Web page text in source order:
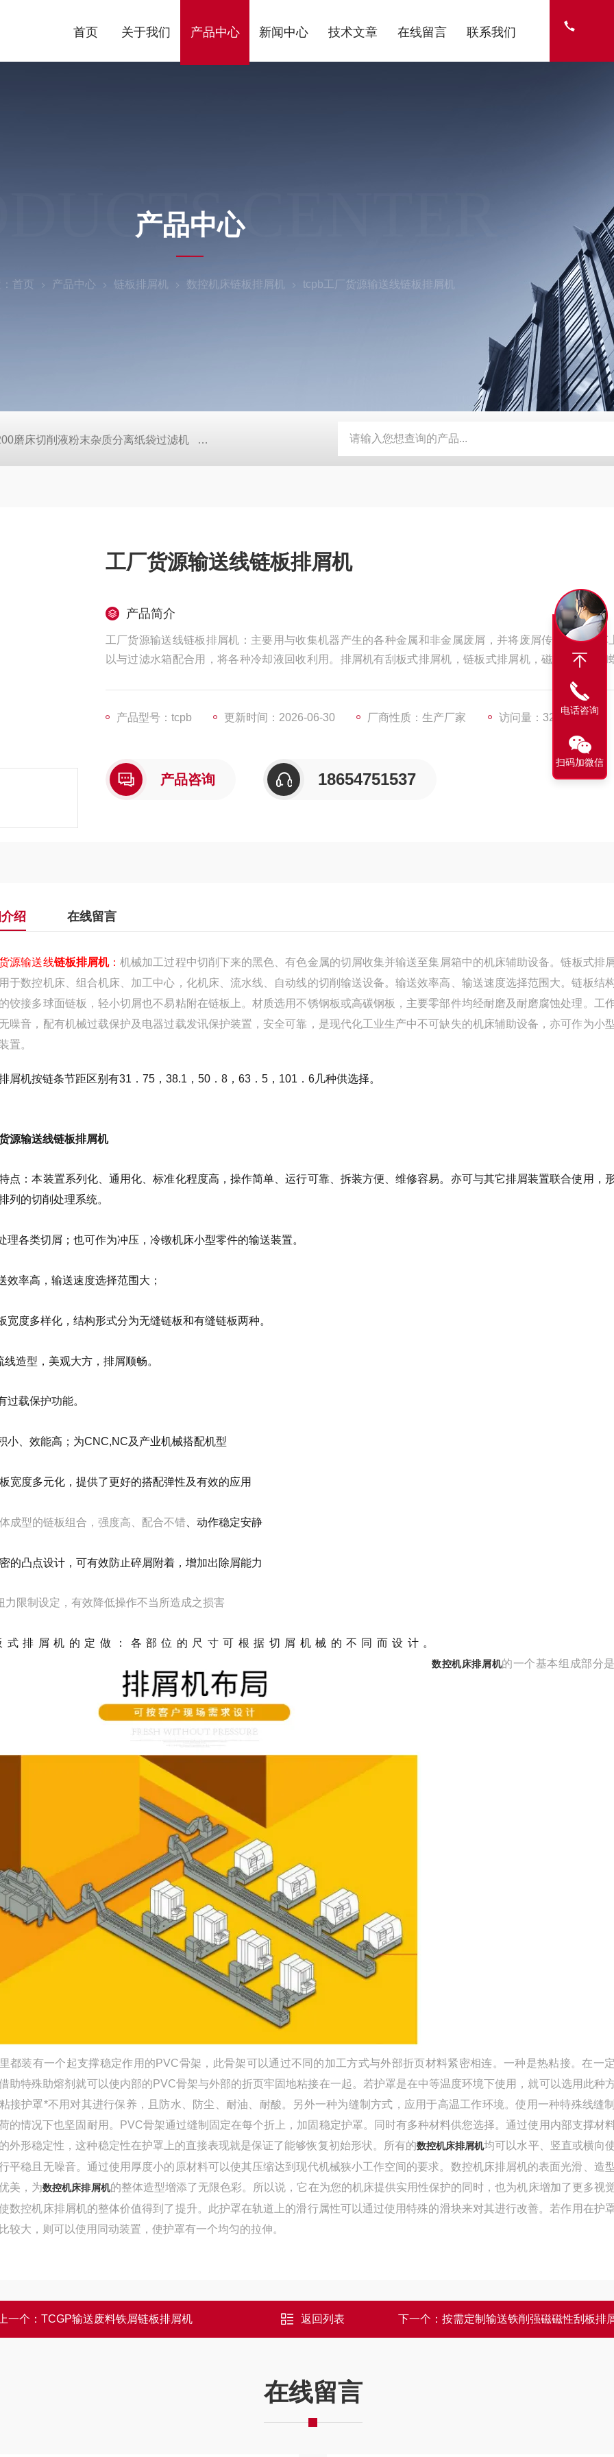
首页 关于我们 产品中心 新闻中心 技术文章 在线留言 联系我们
CENTER
产品中心
首页 产品中心 链板排屑机 数控机床链板排屑机 tcpb工厂货源输送线链板排屑机
磨床切削液粉末杂质分离纸袋过滤机 定做机床链板式排屑器 定制磨床纸带过滤机 TH磨床切削液铁屑分离磁性分离器
工厂货源输送线链板排屑机
产品简介
工厂货源输送线链板排屑机：主要用与收集机器产生的各种金属和非金属废屑，并将废屑传输到收集车
以与过滤水箱配合用，将各种冷却液回收利用。排屑机有刮板式排屑机，链板式排屑机，磁性排屑机和
类型的排屑机配和，将从防护罩或工作台收集来的铁屑输送排屑机进屑口，再由排屑机输送到收集车上。
产品型号：tcpb
更新时间：2026-06-30 厂商性质：生产厂家 访问量：3257
产品咨询 18654751537
绍 在线留言
源输送线链板排屑机：机械加工过程中切削下来的黑色、有色金属的切屑收集并输送至集屑箱中的机床辅助设备。链板式排
于数控机床、组合机床、加工中心，化机床、流水线、自动线的切削输送设备。输送效率高、输送速度选择范围大。链板结
铰接多球面链板，轻小切屑也不易粘附在链板上。材质选用不锈钢板或高碳钢板，主要零部件均经耐磨及耐磨腐蚀处理。工
噪音，配有机械过载保护及电器过载发讯保护装置，安全可靠，是现代化工业生产中不可缺失的机床辅助设备，亦可作为小
置。
屑机按链条节距区别有31．75，38.1，50．8，63．5，101．6几种供选择。
源输送线链板排屑机
点：本装置系列化、通用化、标准化程度高，操作简单、运行可靠、拆装方便、维修容易。亦可与其它排屑装置联合使用，
列的切削处理系统。
理各类切屑；也可作为冲压，冷镦机床小型零件的输送装置。
效率高，输送速度选择范围大；
宽度多样化，结构形式分为无缝链板和有缝链板两种。
线造型，美观大方，排屑顺畅。
过载保护功能。
小、效能高；为CNC,NC及产业机械搭配机型
宽度多元化，提供了更好的搭配弹性及有效的应用
成型的链板组合，强度高、配合不错 、动作稳定安静
的凸点设计，可有效防止碎屑附着，增加出除屑能力
力限制设定，有效降低操作不当所造成之损害
式排屑机的定做：各部位的尺寸可根据切屑机械的不同而设
数控机床排屑机的一个基本组成部分
都装有一个起支撑稳定作用的PVC骨架，此骨架可以通过不同的加工方式与外部折页材料紧密相连。一种是热粘接。在一
助特殊助熔剂就可以使内部的PVC骨架与外部的折页牢固地粘接在一起。若护罩是在中等温度环境下使用，就可以选用此种
接护罩*不用对其进行保养，且防水、防尘、耐油、耐酸。
另外一种为缝制方式，应用于高温工作环境。使用一种特殊线缝
的情况下也坚固耐用。PVC骨架通过缝制固定在每个折上，加固稳定护罩。同时有多种材料供您选择。通过使用内部支撑材
外形稳定性，这种稳定性在护罩上的直接表现就是保证了能够恢复初始形状。
所有的数控机床排屑机均可以水平、竖直或横向
平稳且无噪音。通过使用厚度小的原材料可以使其压缩达到现代机械狭小工作空间的要求。数控机床排屑机的表面光滑、造
美，为数控机床排屑机的整体造型增添了无限色彩。所以说，它在为您的机床提供实用性保护的同时，也为机床增加了更多视
数控机床排屑机的整体价值得到了提升。 此护罩在轨道上的滑行属性可以通过使用特殊的滑块来对其进行改善。若作用在护
较大，则可以使用同动装置，使护罩有一个均匀的拉伸。
一个： TCGP输送废料铁屑链板排屑机 返回列表 下一个： 按需定制输送铁削强磁磁性刮板排
在线留言
电话咨询
扫码加微信